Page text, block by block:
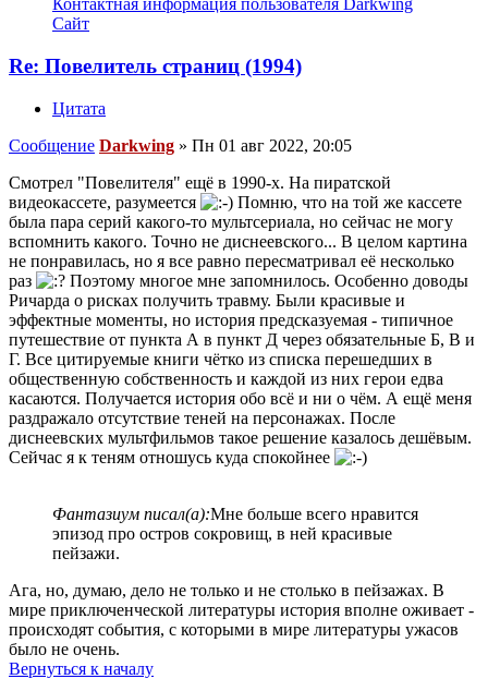
Контактная информация пользователя Darkwing
Сайт
Re: Повелитель страниц (1994)
Цитата
Сообщение Darkwing » Пн 01 авг 2022, 20:05
Смотрел "Повелителя" ещё в 1990-х. На пиратской
видеокассете, разумеется
Помню, что на той же кассете
была пара серий какого-то мультсериала, но сейчас не могу
вспомнить какого. Точно не диснеевского... В целом картина
не понравилась, но я все равно пересматривал её несколько
раз
Поэтому многое мне запомнилось. Особенно доводы
Ричарда о рисках получить травму. Были красивые и
эффектные моменты, но история предсказуемая - типичное
путешествие от пункта А в пункт Д через обязательные Б, В и
Г. Все цитируемые книги чётко из списка перешедших в
общественную собственность и каждой из них герои едва
касаются. Получается история обо всё и ни о чём. А ещё меня
раздражало отсутствие теней на персонажах. После
диснеевских мультфильмов такое решение казалось дешёвым.
Сейчас я к теням отношусь куда спокойнее
Фантазиум писал(а):Мне больше всего нравится
эпизод про остров сокровищ, в ней красивые
пейзажи.
Ага, но, думаю, дело не только и не столько в пейзажах. В
мире приключенческой литературы история вполне оживает -
происходят события, с которыми в мире литературы ужасов
было не очень.
Вернуться к началу